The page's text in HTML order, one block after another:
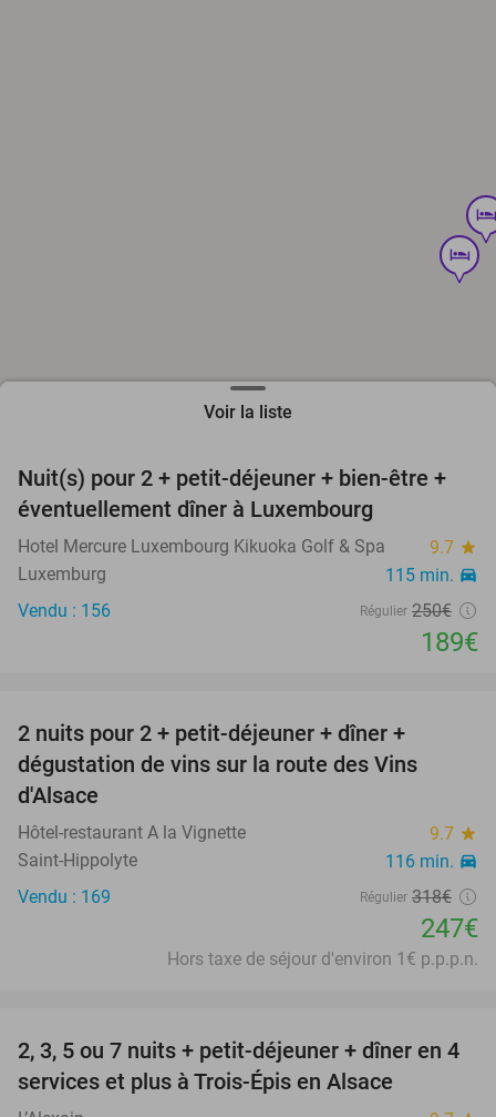
hotel
Voir la liste
24%
Nuit(s) pour 2 + petit-déjeuner + bien-être +
éventuellement dîner à Luxembourg
Hotel Mercure Luxembourg Kikuoka Golf & Spa 9.7 star
Luxemburg 115 min. directions_car
Vendu : 156 Régulier 250€
189€
2 nuits pour 2 + petit-déjeuner + dîner +
dégustation de vins sur la route des Vins
d'Alsace
Hôtel-restaurant A la Vignette 9.7 star
Saint-Hippolyte 116 min. directions_car
Vendu : 169 Régulier 318€
247€
Hors taxe de séjour d'environ 1€ p.p.p.n.
44%
2, 3, 5 ou 7 nuits + petit-déjeuner + dîner en 4
services et plus à Trois-Épis en Alsace